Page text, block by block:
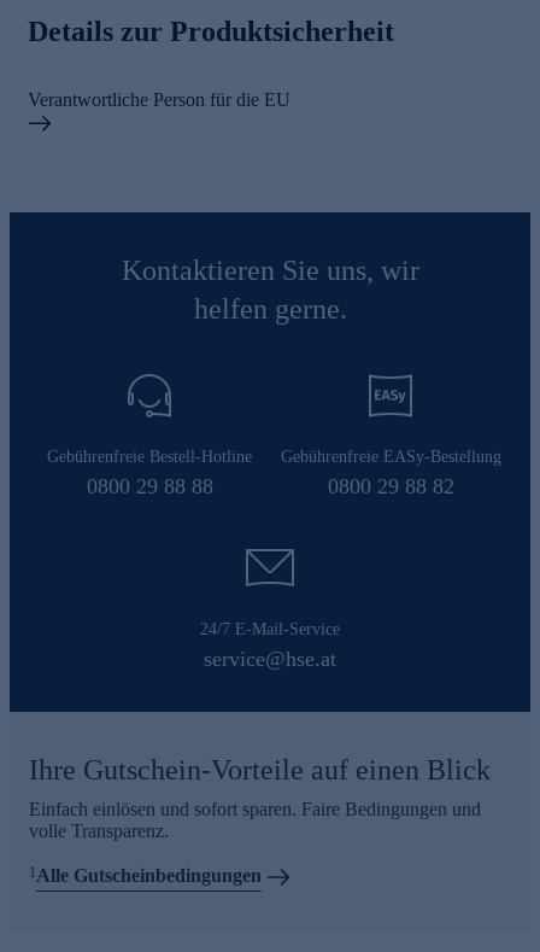
Details zur Produktsicherheit
Verantwortliche Person für die EU
Kontaktieren Sie uns, wir
helfen gerne.
Gebührenfreie Bestell-Hotline
0800 29 88 88
Gebührenfreie EASy-Bestellung
0800 29 88 82
24/7 E-Mail-Service
service@hse.at
Ihre Gutschein-Vorteile auf einen Blick
Einfach einlösen und sofort sparen. Faire Bedingungen und
volle Transparenz.
1 Alle Gutscheinbedingungen